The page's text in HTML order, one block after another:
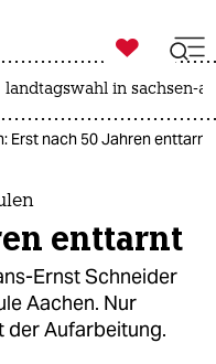

taz zahl ich
landtagswahl in sachsen-
Erst nach 50 Jahren enttarnt
enttarnt
Ernst Schneider
Aachen. Nur
der Aufarbeitung.